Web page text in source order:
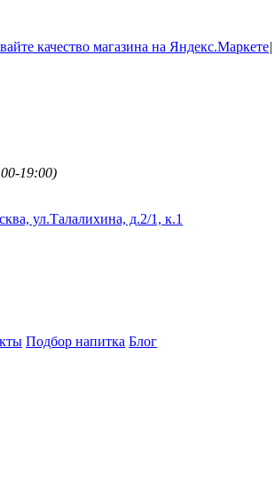
|
19:00)
ул.Талалихина, д.2/1, к.1
Подбор напитка Блог